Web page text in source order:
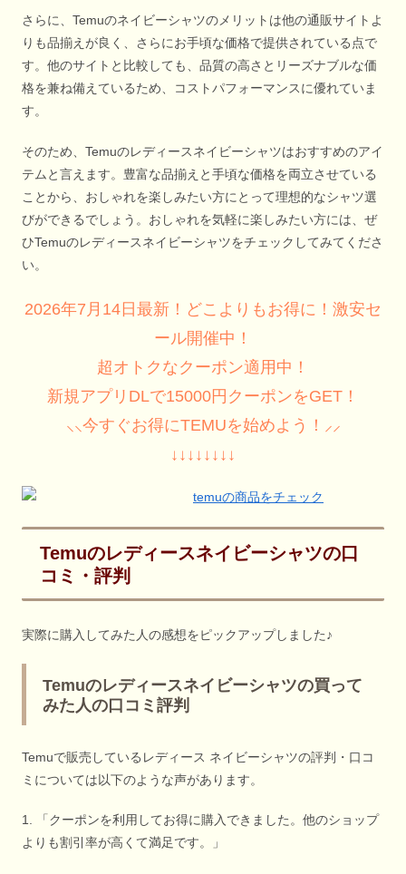
さらに、Temuのネイビーシャツのメリットは他の通販サイトよ
りも品揃えが良く、さらにお手頃な価格で提供されている点で
す。他のサイトと比較しても、品質の高さとリーズナブルな価
格を兼ね備えているため、コストパフォーマンスに優れていま
す。
そのため、Temuのレディースネイビーシャツはおすすめのアイ
テムと言えます。豊富な品揃えと手頃な価格を両立させている
ことから、おしゃれを楽しみたい方にとって理想的なシャツ選
びができるでしょう。おしゃれを気軽に楽しみたい方には、ぜ
ひTemuのレディースネイビーシャツをチェックしてみてくださ
い。
2026年7月14日最新！どこよりもお得に！激安セ
ール開催中！
超オトクなクーポン適用中！
新規アプリDLで15000円クーポンをGET！
⸜⸜今すぐお得にTEMUを始めよう！⸝⸝
↓↓↓↓↓↓↓↓
Temuのレディースネイビーシャツの口
コミ・評判
実際に購入してみた人の感想をピックアップしました♪
Temuのレディースネイビーシャツの買って
みた人の口コミ評判
Temuで販売しているレディース ネイビーシャツの評判・口コ
ミについては以下のような声があります。
1. 「クーポンを利用してお得に購入できました。他のショップ
よりも割引率が高くて満足です。」